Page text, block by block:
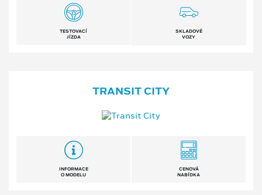
TESTOVACÍ
JÍZDA
SKLADOVÉ
VOZY
TRANSIT CITY
INFORMACE
O MODELU
CENOVÁ
NABÍDKA